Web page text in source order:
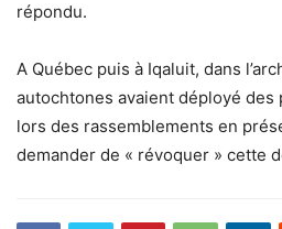
répondu.
A Québec puis à Iqaluit, dans
autochtones avaient déployé
lors des rassemblements en
demander de « révoquer » cette